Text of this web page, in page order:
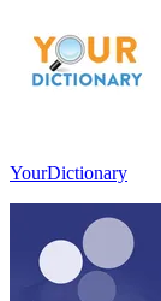
YourDictionary